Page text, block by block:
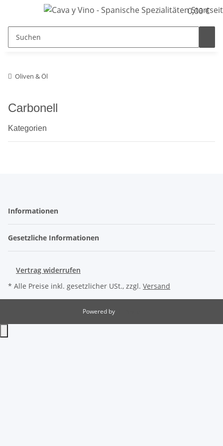
0,00 €
Oliven & Öl
Carbonell
Kategorien
Informationen
Gesetzliche Informationen
Vertrag widerrufen
* Alle Preise inkl. gesetzlicher USt., zzgl. Versand
Powered by